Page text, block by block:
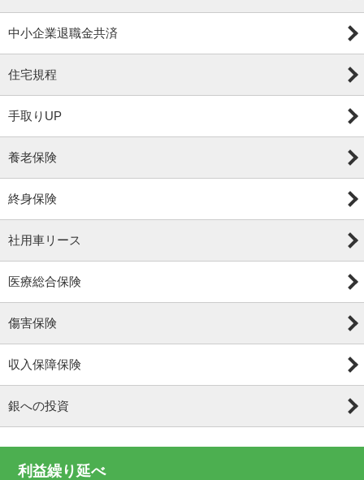
中小企業退職金共済
住宅規程
手取りUP
養老保険
終身保険
社用車リース
医療総合保険
傷害保険
収入保障保険
銀への投資
利益繰り延べ